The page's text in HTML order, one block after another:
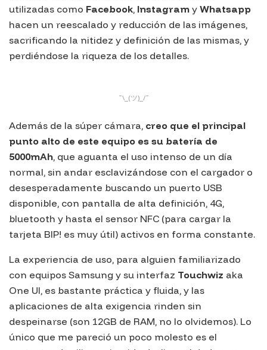
utilizadas como Facebook, Instagram y Whatsapp
hacen un reescalado y reducción de las imágenes,
sacrificando la nitidez y definición de las mismas, y
perdiéndose la riqueza de los detalles.
¯\_(ツ)_/¯
Además de la súper cámara, creo que el principal
punto alto de este equipo es su batería de
5000mAh, que aguanta el uso intenso de un día
normal, sin andar esclavizándose con el cargador o
desesperadamente buscando un puerto USB
disponible, con pantalla de alta definición, 4G,
bluetooth y hasta el sensor NFC (para cargar la
tarjeta BIP! es muy útil) activos en forma constante.
La experiencia de uso, para alguien familiarizado
con equipos Samsung y su interfaz Touchwiz aka
One UI, es bastante práctica y fluida, y las
aplicaciones de alta exigencia rinden sin
despeinarse (son 12GB de RAM, no lo olvidemos). Lo
único que me pareció un poco molesto es el